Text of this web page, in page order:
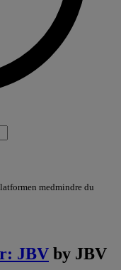
medmindre du
JBV by JBV